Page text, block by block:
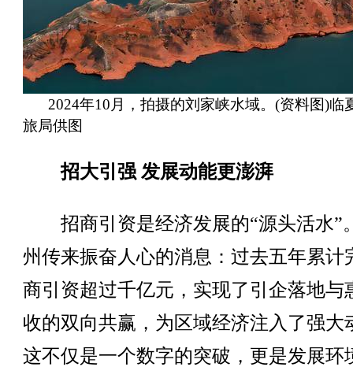
2024年10月，拍摄的刘家峡水域。(资料图)临
旅局供图
招大引强 发展动能更澎湃
招商引资是经济发展的“源头活水”
州传来振奋人心的消息：过去五年累计
商引资超过千亿元，实现了引企落地与
收的双向共赢，为区域经济注入了强大
这不仅是一个数字的突破，更是发展环